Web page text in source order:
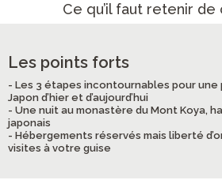
Ce qu’il faut retenir
Les points forts
- Les 3 étapes incontournables pour
Japon d’hier et d’aujourd’hui
- Une nuit au monastère du Mont Koya,
japonais
- Hébergements réservés mais liberté
visites à votre guise